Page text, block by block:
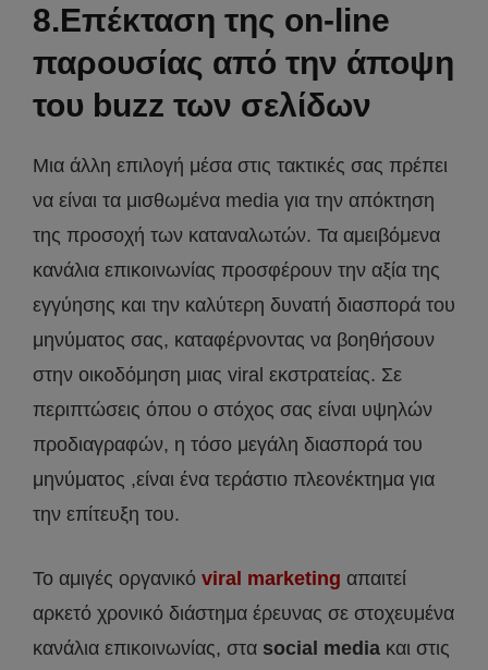
8.Επέκταση της on-line
παρουσίας από την άποψη
του buzz των σελίδων
Μια άλλη επιλογή μέσα στις τακτικές σας πρέπει
να είναι τα μισθωμένα media για την απόκτηση
της προσοχή των καταναλωτών. Τα αμειβόμενα
κανάλια επικοινωνίας προσφέρουν την αξία της
εγγύησης και την καλύτερη δυνατή διασπορά του
μηνύματος σας, καταφέρνοντας να βοηθήσουν
στην οικοδόμηση μιας viral εκστρατείας. Σε
περιπτώσεις όπου ο στόχος σας είναι υψηλών
προδιαγραφών, η τόσο μεγάλη διασπορά του
μηνύματος ,είναι ένα τεράστιο πλεονέκτημα για
την επίτευξη του.
Το αμιγές οργανικό viral marketing απαιτεί
αρκετό χρονικό διάστημα έρευνας σε στοχευμένα
κανάλια επικοινωνίας, στα social media και στις